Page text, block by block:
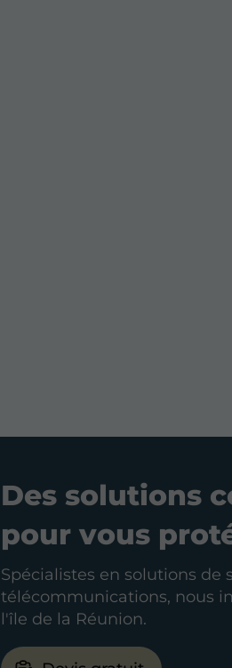
Des solutions
pour vous
Spécialistes en solutions de
télécommunications, nous
l'île de la Réunion.